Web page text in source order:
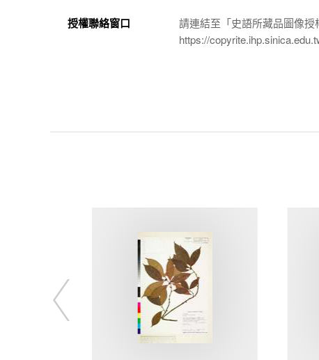
授權聯絡窗口
請連結至「史語所藏品圖像授
https://